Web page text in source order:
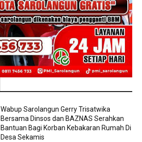
Wabup Sarolangun Gerry Trisatwika
Bersama Dinsos dan BAZNAS Serahkan
Bantuan Bagi Korban Kebakaran Rumah Di
Desa Sekamis